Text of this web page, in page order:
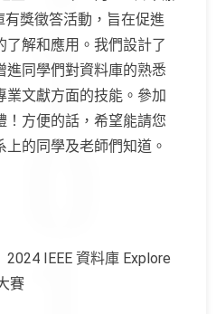
獎徵答活動， 旨在促進
了解和應用。我們設計了
進同學們對資料庫的熟悉
文獻方面的技能。 參加
！方便的話，希望能請您
的同學及老師們知道。
IEEE 資料庫 Explore
賽